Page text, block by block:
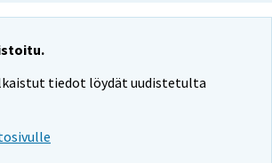
tiedot löydät uudistetulta